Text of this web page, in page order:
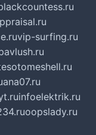
vip-surfing.ru
infoelektrik.ru
oopslady.ru